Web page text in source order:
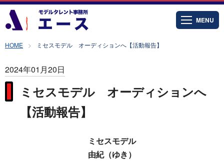
MENU
HOME ミセスモデル オーディションへ【活動報告】
2024年01月20日
ミセスモデル オーディションへ
【活動報告】
ミセスモデル
由紀（ゆき）